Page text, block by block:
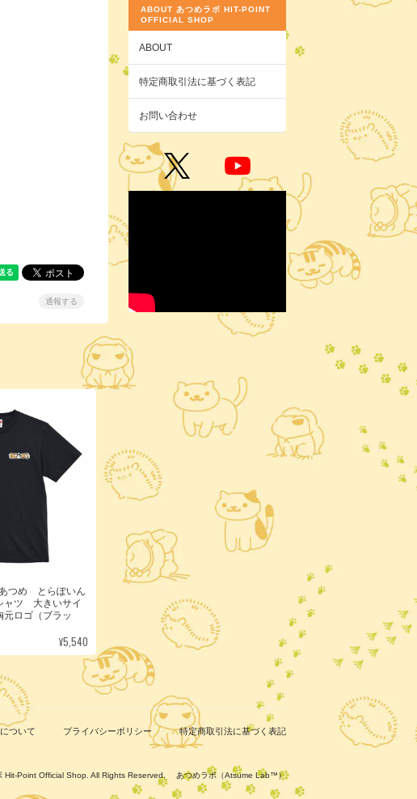
通報する
あつめ とらぽいん
ャツ 大きいサイ
ロゴ（ブラッ
¥5,540
ABOUT あつめラボ HIT-POINT
OFFICIAL SHOP
ABOUT
特定商取引法に基づく表記
お問い合わせ
ついて プライバシーポリシー 特定商取引法に基づく表記
Hit-Point Official Shop. All Rights Reserved. あつめラボ（Atsume Lab™）